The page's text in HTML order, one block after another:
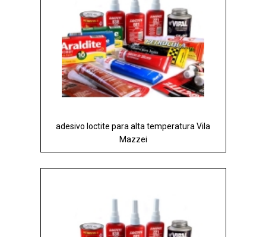
adesivo loctite para alta temperatura Vila
Mazzei